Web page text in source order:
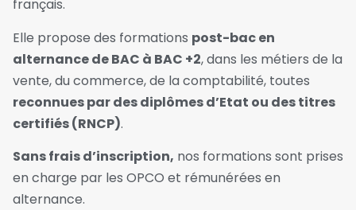
français.
Elle propose des formations post-bac en
alternance de BAC à BAC +2, dans les métiers de la
vente, du commerce, de la comptabilité, toutes
reconnues par des diplômes d’Etat ou des titres
certifiés (RNCP).
Sans frais d’inscription, nos formations sont prises
en charge par les OPCO et rémunérées en
alternance.